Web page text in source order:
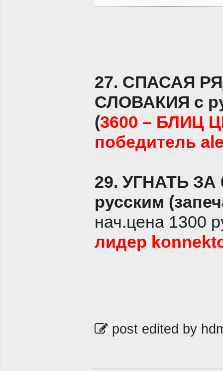
27. СПАСАЯ
СЛОВАКИЯ с
(3600 – БЛИЦ
победитель
29. УГНАТЬ
русским
нач.цена 1300
лидер
post edited by